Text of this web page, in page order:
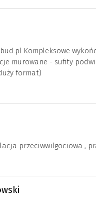
Kompleksowe
murowane - sufity
format)
przeciwwilgociowa ,